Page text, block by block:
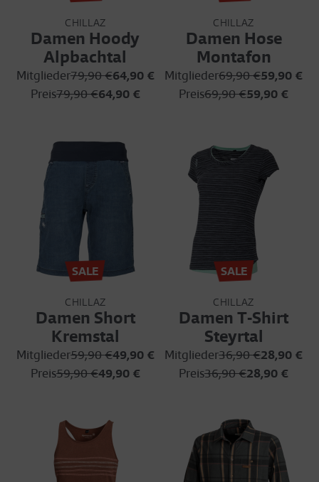
CHILLAZ
Damen Hoody
Alpbachtal
Mitglieder79,90 €64,90 €
Preis79,90 €64,90 €
CHILLAZ
Damen Hose
Montafon
Mitglieder69,90 €59,90 €
Preis69,90 €59,90 €
SALE
CHILLAZ
Damen Short
Kremstal
Mitglieder59,90 €49,90 €
Preis59,90 €49,90 €
SALE
CHILLAZ
Damen T-Shirt
Steyrtal
Mitglieder36,90 €28,90 €
Preis36,90 €28,90 €